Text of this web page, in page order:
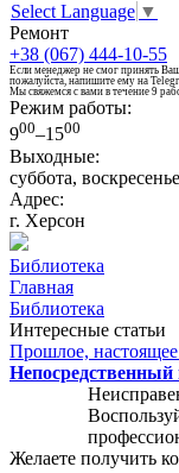
Select Language ▼
Ремонт
+38 (067) 444-10-55
Если менеджер не смог принять
пожалуйста, напишите ему на
Мы свяжемся с вами в течение 9
Режим работы:
900–1500
Выходные:
суббота, воскресенье
Адрес:
г. Херсон
Библиотека
Главная
Библиотека
Интересные статьи
Прошлое,
Желаете получить